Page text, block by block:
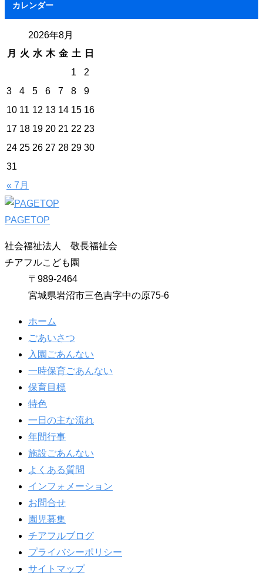
カレンダー
2026年8月
月
火 水 木 金 土 日
« 7月
1
2
3
4 5 6 7 8
9
10 11 12 13 14 15 16
17 18 19 20 21 22 23
24 25 26 27 28 29 30
31
PAGETOP
社会福祉法人 敬長福祉会
チアフルこども園
〒989-2464
宮城県岩沼市三色吉字中の原75-6
ホーム
ごあいさつ
入園ごあんない
一時保育ごあんない
保育目標
特色
一日の主な流れ
年間行事
施設ごあんない
よくある質問
インフォメーション
お問合せ
園児募集
チアフルブログ
プライバシーポリシー
サイトマップ